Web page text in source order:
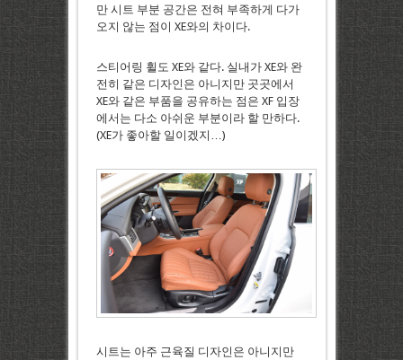
만 시트 부분 공간은 전혀 부족하게 다가
오지 않는 점이 XE와의 차이다.
스티어링 휠도 XE와 같다. 실내가 XE와 완
전히 같은 디자인은 아니지만 곳곳에서
XE와 같은 부품을 공유하는 점은 XF 입장
에서는 다소 아쉬운 부분이라 할 만하다.
(XE가 좋아할 일이겠지…)
시트는 아주 근육질 디자인은 아니지만